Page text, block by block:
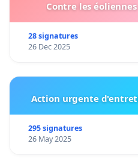
Contre les
28 signatures
26 Dec 2025
Action urgente
295 signatures
26 May 2025